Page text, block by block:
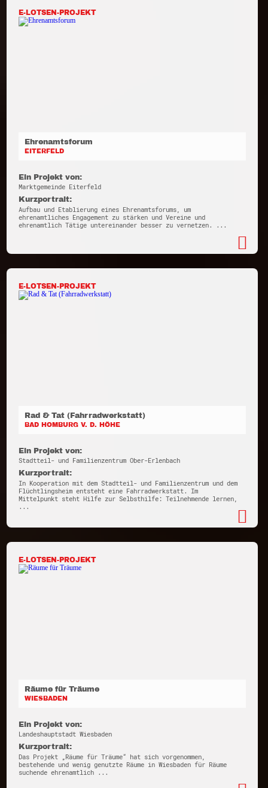
E-LOTSEN-PROJEKT
Ehrenamtsforum
EITERFELD
Ein Projekt von:
Marktgemeinde Eiterfeld
Kurzportrait:
Aufbau und Etablierung eines Ehrenamtsforums, um
ehrenamtliches Engagement zu stärken und Vereine und
ehrenamtlich Tätige untereinander besser zu vernetzen. ...
E-LOTSEN-PROJEKT
Rad & Tat (Fahrradwerkstatt)
BAD HOMBURG V. D. HÖHE
Ein Projekt von:
Stadtteil- und Familienzentrum Ober-Erlenbach
Kurzportrait:
In Kooperation mit dem Stadtteil- und Familienzentrum und dem
Flüchtlingsheim entsteht eine Fahrradwerkstatt. Im
Mittelpunkt steht Hilfe zur Selbsthilfe: Teilnehmende lernen,
...
E-LOTSEN-PROJEKT
Räume für Träume
WIESBADEN
Ein Projekt von:
Landeshauptstadt Wiesbaden
Kurzportrait:
Das Projekt „Räume für Träume“ hat sich vorgenommen,
bestehende und wenig genutzte Räume in Wiesbaden für Räume
suchende ehrenamtlich ...